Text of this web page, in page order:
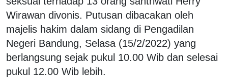
Wirawan divonis. Putusan dibacakan oleh
majelis hakim dalam sidang di Pengadilan
Negeri Bandung, Selasa (15/2/2022) yang
berlangsung sejak pukul 10.00 Wib dan selesai
pukul 12.00 Wib lebih.